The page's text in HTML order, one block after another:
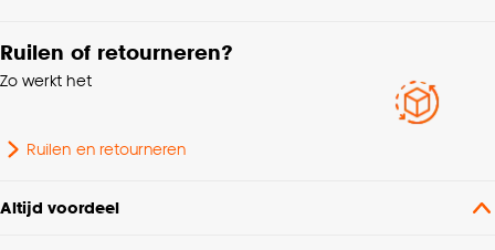
Ruilen of retourneren?
Zo werkt het
Ruilen en retourneren
Altijd voordeel